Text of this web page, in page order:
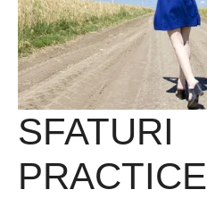
SFATURI
PRACTICE